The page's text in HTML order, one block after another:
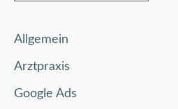
Allgemein
Arztpraxis
Google Ads